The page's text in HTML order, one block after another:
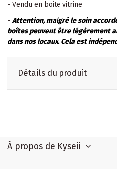
- Vendu en boite vitrine
- Attention, malgré le soin
boîtes peuvent être légèrement
dans nos locaux. Cela est
Détails du produit
À propos de Kyseii